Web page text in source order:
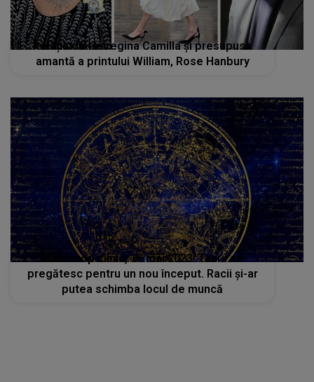
Relația dintre regina Camilla și presupusa
amantă a printului William, Rose Hanbury
Horoscop zilnic, 16 mai 2023: Taurii se
pregătesc pentru un nou început. Racii și-ar
putea schimba locul de muncă